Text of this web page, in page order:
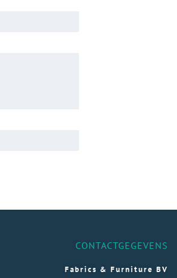
CONTACTGEGEVENS
Fabrics & Furniture BV